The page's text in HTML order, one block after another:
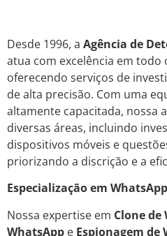
Desde 1996, a Agência de
atua com excelência em
oferecendo serviços de
de alta precisão. Com uma
altamente capacitada, nossa
diversas áreas, incluindo
dispositivos móveis e
priorizando a discrição e a
Especialização em WhatsApp
Nossa expertise em Clone de
WhatsApp e Espionagem de